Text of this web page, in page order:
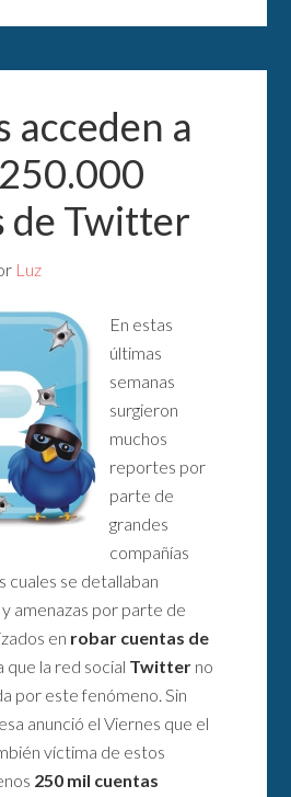
acceden a
de Twitter
Luz
En estas
últimas
semanas
surgieron
muchos
reportes por
parte de
grandes
compañías
cuales se detallaban
amenazas por parte de
en robar cuentas de
que la red social Twitter no
por este fenómeno. Sin
anunció el Viernes que el
víctima de estos
250 mil cuentas